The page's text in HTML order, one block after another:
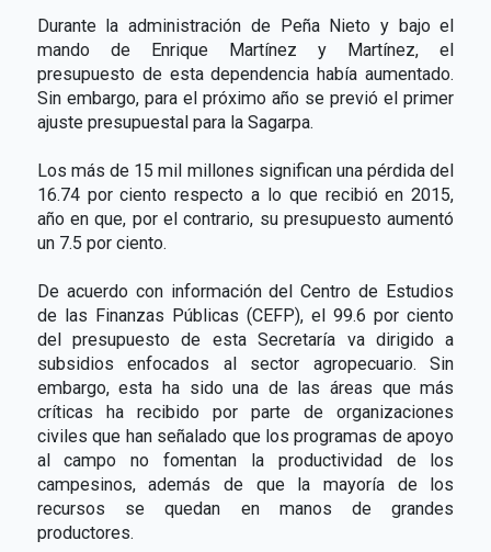
Durante la administración de Peña Nieto y bajo el
mando de Enrique Martínez y Martínez, el
presupuesto de esta dependencia había aumentado.
Sin embargo, para el próximo año se previó el primer
ajuste presupuestal para la Sagarpa.
Los más de 15 mil millones significan una pérdida del
16.74 por ciento respecto a lo que recibió en 2015,
año en que, por el contrario, su presupuesto aumentó
un 7.5 por ciento.
De acuerdo con información del Centro de Estudios
de las Finanzas Públicas (CEFP), el 99.6 por ciento
del presupuesto de esta Secretaría va dirigido a
subsidios enfocados al sector agropecuario. Sin
embargo, esta ha sido una de las áreas que más
críticas ha recibido por parte de organizaciones
civiles que han señalado que los programas de apoyo
al campo no fomentan la productividad de los
campesinos, además de que la mayoría de los
recursos se quedan en manos de grandes
productores.